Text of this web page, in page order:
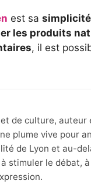
est sa simplicité
les produits
, il est
de culture,
plume vive pour
de Lyon et au-
stimuler le débat,